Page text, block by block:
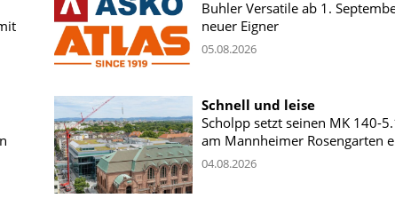
Buhler Versatile ab 1.
neuer Eigner
05.08.2026
Schnell und leise
Scholpp setzt seinen MK 140-
am Mannheimer Rosengarten
04.08.2026